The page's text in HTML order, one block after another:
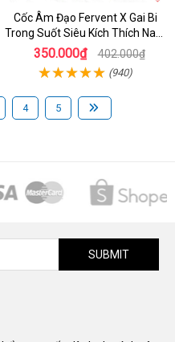
Cốc Âm Đạo Fervent X Gai Bi
Trong Suốt Siêu Kích Thích Nam
Giới
350.000₫ 402.000₫
(940)
4 5
SUBMIT